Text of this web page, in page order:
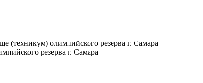
(техникум) олимпийского резерва г. Самара